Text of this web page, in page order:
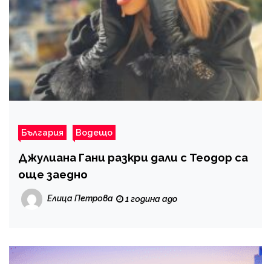
България Водещо
Джулиана Гани разкри дали с Теодор са
още заедно
Елица Петрова 1 година ago